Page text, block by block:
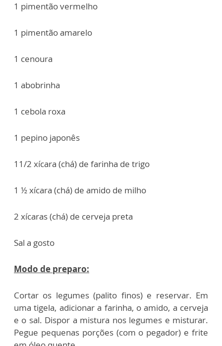
1 pimentão vermelho
1 pimentão amarelo
1 cenoura
1 abobrinha
1 cebola roxa
1 pepino japonês
11/2 xícara (chá) de farinha de trigo
1 ½ xícara (chá) de amido de milho
2 xícaras (chá) de cerveja preta
Sal a gosto
Modo de preparo:
Cortar os legumes (palito finos) e reservar. Em
uma tigela, adicionar a farinha, o amido, a cerveja
e o sal. Dispor a mistura nos legumes e misturar.
Pegue pequenas porções (com o pegador) e frite